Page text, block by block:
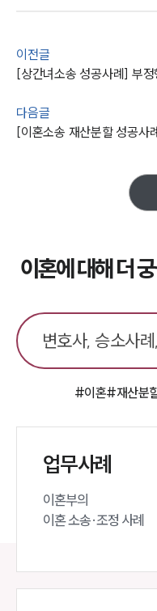
상간
이
대륜
이전글
다음글
이혼에 대해 더
#이혼#재산분
업무사례
이혼부의
이혼 소송·조정 사례